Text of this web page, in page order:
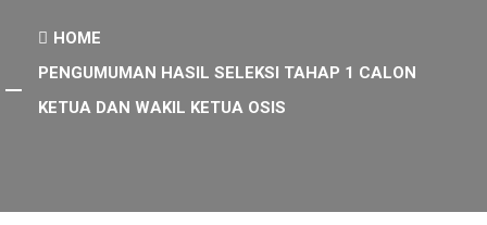
HOME
PENGUMUMAN HASIL SELEKSI TAHAP 1 CALON
KETUA DAN WAKIL KETUA OSIS